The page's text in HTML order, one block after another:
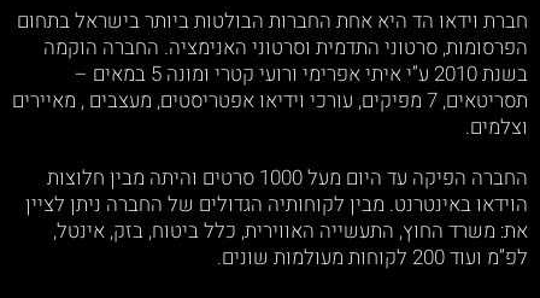
חברת וידאו הד היא אחת החברות הבולטות ביותר בישראל בתחום
הפרסומות, סרטוני התדמית וסרטוני האנימציה. החברה הוקמה
בשנת 2010 ע”י איתי אפרימי ורועי קטרי ומונה 5 במאים –
תסריטאים, 7 מפיקים, עורכי וידיאו אפטריסטים, מעצבים , מאיירים
וצלמים.
החברה הפיקה עד היום מעל 1000 סרטים והיתה מבין חלוצות
הוידאו באינטרנט. מבין לקוחותיה הגדולים של החברה ניתן לציין
את: משרד החוץ, התעשייה האווירית, כלל ביטוח, בזק, אינטל,
לפ”מ ועוד 200 לקוחות מעולמות שונים.